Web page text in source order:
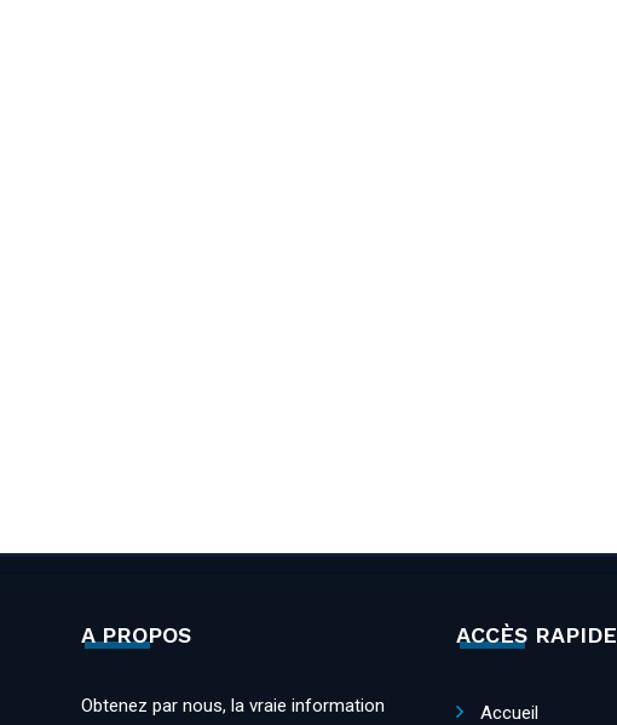
A PROPOS
Obtenez par nous, la vraie information
ACCÈS RAPIDE
Accueil